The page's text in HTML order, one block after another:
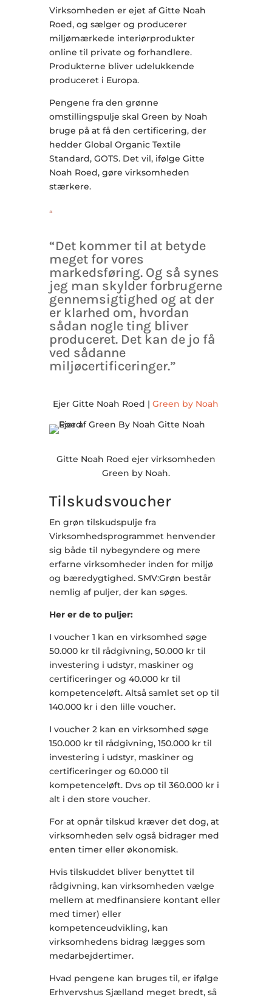
Virksomheden er ejet af Gitte Noah
Roed, og sælger og producerer
miljømærkede interiørprodukter
online til private og forhandlere.
Produkterne bliver udelukkende
produceret i Europa.
Pengene fra den grønne
omstillingspulje skal Green by Noah
bruge på at få den certificering, der
hedder Global Organic Textile
Standard, GOTS. Det vil, ifølge Gitte
Noah Roed, gøre virksomheden
stærkere.
“
“Det kommer til at betyde
meget for vores
markedsføring. Og så synes
jeg man skylder forbrugerne
gennemsigtighed og at der
er klarhed om, hvordan
sådan nogle ting bliver
produceret. Det kan de jo få
ved sådanne
miljøcertificeringer.”
Ejer Gitte Noah Roed |Green by Noah
Gitte Noah Roed ejer virksomheden
Green by Noah.
Tilskudsvoucher
En grøn tilskudspulje fra
Virksomhedsprogrammet henvender
sig både til nybegyndere og mere
erfarne virksomheder inden for miljø
og bæredygtighed. SMV:Grøn består
nemlig af puljer, der kan søges.
Her er de to puljer:
I voucher 1 kan en virksomhed søge
50.000 kr til rådgivning, 50.000 kr til
investering i udstyr, maskiner og
certificeringer og 40.000 kr til
kompetenceløft. Altså samlet set op til
140.000 kr i den lille voucher.
I voucher 2 kan en virksomhed søge
150.000 kr til rådgivning, 150.000 kr til
investering i udstyr, maskiner og
certificeringer og 60.000 til
kompetenceløft. Dvs op til 360.000 kr i
alt i den store voucher.
For at opnår tilskud kræver det dog, at
virksomheden selv også bidrager med
enten timer eller økonomisk.
Hvis tilskuddet bliver benyttet til
rådgivning, kan virksomheden vælge
mellem at medfinansiere kontant eller
med timer) eller
kompetenceudvikling, kan
virksomhedens bidrag lægges som
medarbejdertimer.
Hvad pengene kan bruges til, er ifølge
Erhvervshus Sjælland ​meget bredt, så